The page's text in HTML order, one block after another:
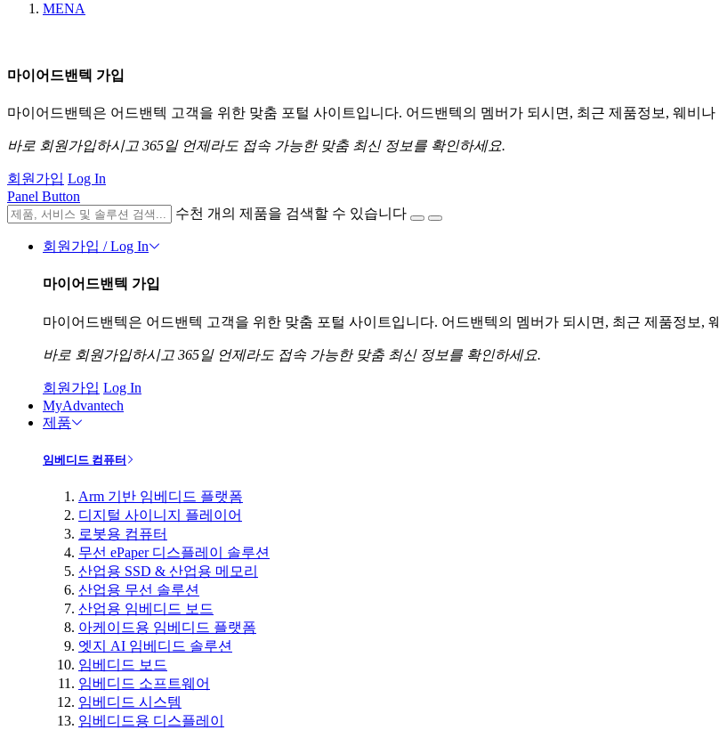
MENA
마이어드밴텍 가입
마이어드밴텍은 어드밴텍 고객을 위한 맞춤 포털 사이트입니다. 어드밴텍의 멤버가 되시면, 최근 제품정보, 웨비
바로 회원가입하시고 365일 언제라도 접속 가능한 맞춤 최신 정보를 확인하세요.
회원가입 Log In
Panel Button
수천 개의 제품을 검색할 수 있습니다
회원가입 / Log In
마이어드밴텍 가입
마이어드밴텍은 어드밴텍 고객을 위한 맞춤 포털 사이트입니다. 어드밴텍의 멤버가 되시면, 최근 제품정보,
바로 회원가입하시고 365일 언제라도 접속 가능한 맞춤 최신 정보를 확인하세요.
회원가입 Log In
MyAdvantech
제품
임베디드 컴퓨터
Arm 기반 임베디드 플랫폼
디지털 사이니지 플레이어
로봇용 컴퓨터
무선 ePaper 디스플레이 솔루션
산업용 SSD & 산업용 메모리
산업용 무선 솔루션
산업용 임베디드 보드
아케이드용 임베디드 플랫폼
엣지 AI 임베디드 솔루션
임베디드 보드
임베디드 소프트웨어
임베디드 시스템
임베디드용 디스플레이